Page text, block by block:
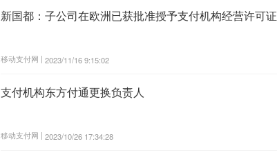
新国都：子公司在欧洲已获批准授予支付机构经营许可证
移动支付网 | 2023/11/16 9:15:02
支付机构东方付通更换负责人
移动支付网 | 2023/10/26 17:34:28